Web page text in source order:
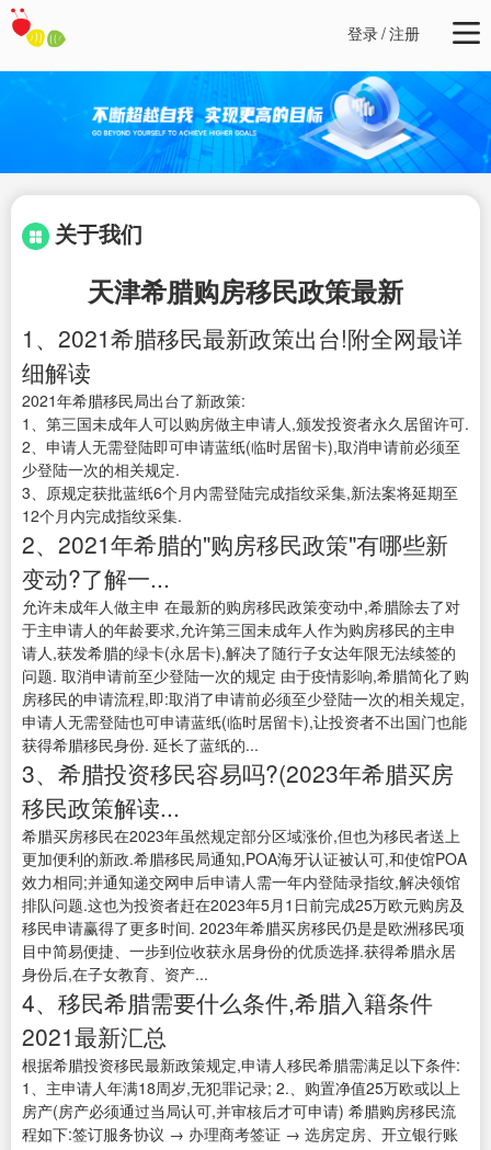
登录/注册
关于我们
天津希腊购房移民政策最新
1、2021希腊移民最新政策出台!附全网最详
细解读
2021年希腊移民局出台了新政策:
1、第三国未成年人可以购房做主申请人,颁发投资者永久居留许可.
2、申请人无需登陆即可申请蓝纸(临时居留卡),取消申请前必须至
少登陆一次的相关规定.
3、原规定获批蓝纸6个月内需登陆完成指纹采集,新法案将延期至
12个月内完成指纹采集.
2、2021年希腊的"购房移民政策"有哪些新
变动?了解一...
允许未成年人做主申 在最新的购房移民政策变动中,希腊除去了对
于主申请人的年龄要求,允许第三国未成年人作为购房移民的主申
请人,获发希腊的绿卡(永居卡),解决了随行子女达年限无法续签的
问题. 取消申请前至少登陆一次的规定 由于疫情影响,希腊简化了购
房移民的申请流程,即:取消了申请前必须至少登陆一次的相关规定,
申请人无需登陆也可申请蓝纸(临时居留卡),让投资者不出国门也能
获得希腊移民身份. 延长了蓝纸的...
3、希腊投资移民容易吗?(2023年希腊买房
移民政策解读...
希腊买房移民在2023年虽然规定部分区域涨价,但也为移民者送上
更加便利的新政.希腊移民局通知,POA海牙认证被认可,和使馆POA
效力相同;并通知递交网申后申请人需一年内登陆录指纹,解决领馆
排队问题.这也为投资者赶在2023年5月1日前完成25万欧元购房及
移民申请赢得了更多时间. 2023年希腊买房移民仍是是欧洲移民项
目中简易便捷、一步到位收获永居身份的优质选择.获得希腊永居
身份后,在子女教育、资产...
4、移民希腊需要什么条件,希腊入籍条件
2021最新汇总
根据希腊投资移民最新政策规定,申请人移民希腊需满足以下条件:
1、主申请人年满18周岁,无犯罪记录; 2.、购置净值25万欧或以上
房产(房产必须通过当局认可,并审核后才可申请) 希腊购房移民流
程如下:签订服务协议 → 办理商考签证 → 选房定房、开立银行账